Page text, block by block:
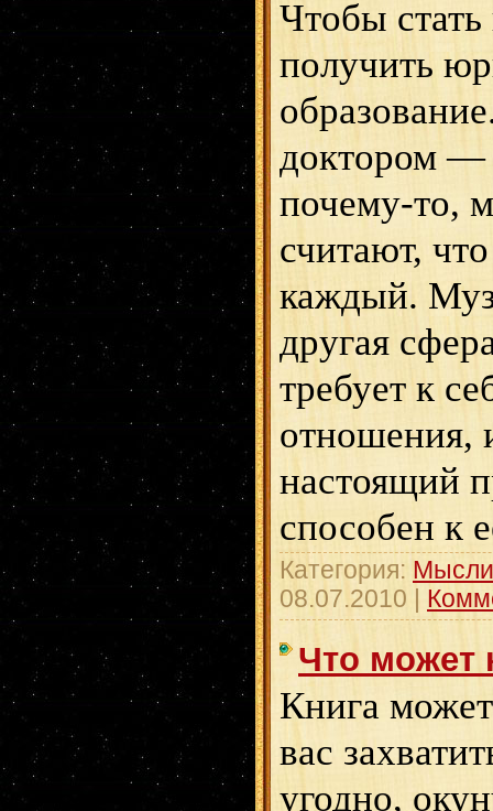
Чтобы
получить
доктором —
почему-то,
считают,
каждый.
другая
требует к
отношения,
настоящий
способен к
Категория:
08.07.2010
Что может
Книга
вас
угодно,